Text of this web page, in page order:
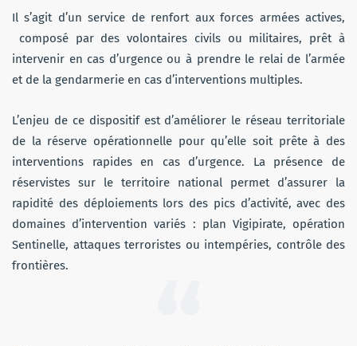
Il s’agit d’un service de renfort aux forces armées actives,
composé par des volontaires civils ou militaires, prêt à
intervenir en cas d’urgence ou à prendre le relai de l’armée
et de la gendarmerie en cas d’interventions multiples.
L’enjeu de ce dispositif est d’améliorer le réseau territoriale
de la réserve opérationnelle pour qu’elle soit prête à des
interventions rapides en cas d’urgence. La présence de
réservistes sur le territoire national permet d’assurer la
rapidité des déploiements lors des pics d’activité, avec des
domaines d’intervention variés : plan Vigipirate, opération
Sentinelle, attaques terroristes ou intempéries, contrôle des
frontières.